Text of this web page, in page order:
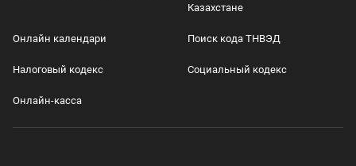
Казахстане
Онлайн календари Поиск кода ТНВЭД
Налоговый кодекс Социальный кодекс
Онлайн-касса